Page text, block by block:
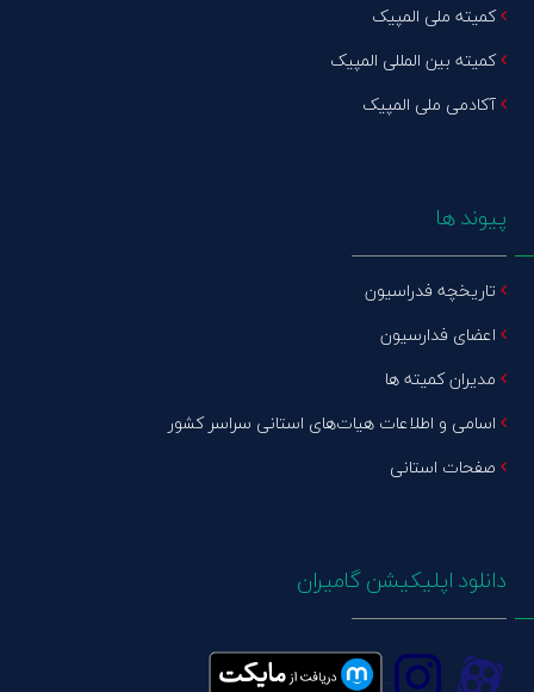
کمیته ملی المپیک
کمیته بین المللی المپیک
آکادمی ملی المپیک
پیوند ها
تاریخچه فدراسیون
اعضای فدارسیون
مدیران کمیته ها
اسامی و اطلاعات هیات‌های استانی سراسر کشور
صفحات استانی
دانلود اپلیکیشن گامیران